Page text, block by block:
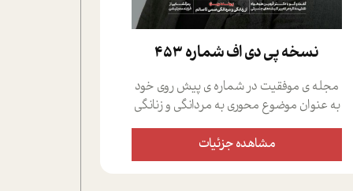
نسخه پي دي اف شماره 453
مجله ی موفقیت در شماره ی پیش روی خود
به عنوان موضوع محوری به مردانگی و زنانگی
سمی پرداخته است؛ علاوه بر این که؛ گفت و
گویی اختصاصی داشته ایم با فردین علیخواه،
جامعه شناس در بخش های مختلف تلاش
مشاهده جزئیات